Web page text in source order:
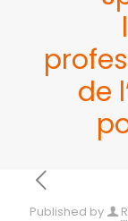
de
Published by